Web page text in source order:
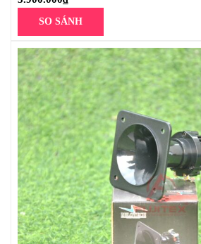
SO SÁNH